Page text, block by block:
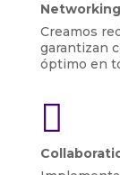
Networking
Creamos
garantizan
óptimo en
